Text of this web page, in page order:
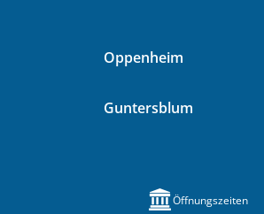
Oppenheim
Guntersblum
Öffnungszeiten